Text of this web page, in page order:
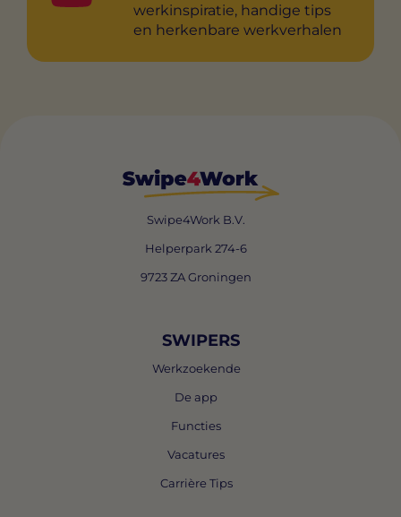
werkinspiratie, handige tips
en herkenbare werkverhalen
Swipe4Work B.V.
Helperpark 274-6
9723 ZA Groningen
SWIPERS
Werkzoekende
De app
Functies
Vacatures
Carrière Tips